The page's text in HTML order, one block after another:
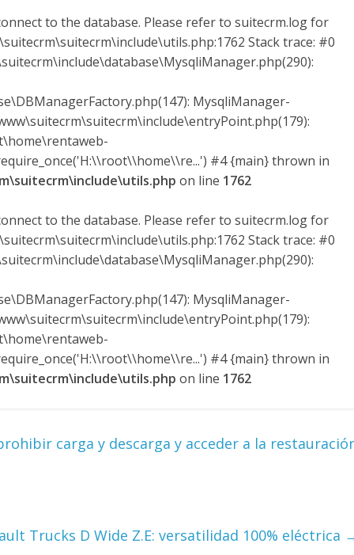
to the database. Please refer to suitecrm.log for
Stack trace: #0
MysqliManager-
#4 {main} thrown in
on line 1762
to the database. Please refer to suitecrm.log for
Stack trace: #0
MysqliManager-
#4 {main} thrown in
on line 1762
carga y descarga y acceder a la
Trucks D Wide Z.E: versatilidad 100% eléctrica